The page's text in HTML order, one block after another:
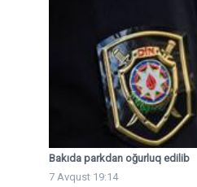
Bakıda parkdan oğurluq edilib
7 Avqust 19:14